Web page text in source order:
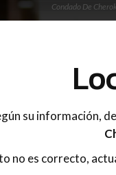
Condado De
De
Condado
su información,
no es correcto,